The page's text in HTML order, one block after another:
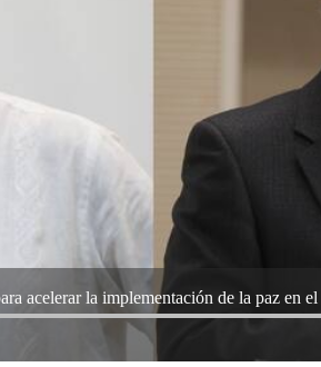
acelerar la implementación de la paz en el